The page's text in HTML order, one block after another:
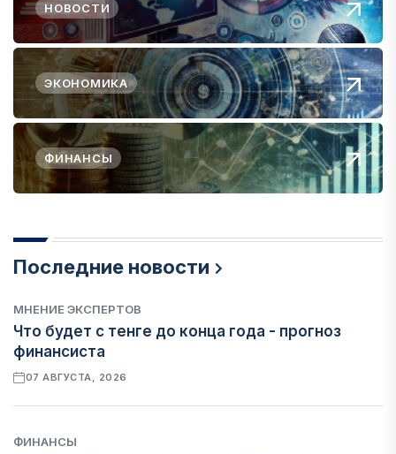
НОВОСТИ
ЭКОНОМИКА
ФИНАНСЫ
Последние новости
МНЕНИЕ ЭКСПЕРТОВ
Что будет с тенге до конца года - прогноз
финансиста
07 АВГУСТА, 2026
ФИНАНСЫ